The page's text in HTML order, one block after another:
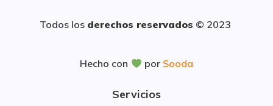
Todos los derechos reservados © 2023
Hecho con por Sooda
Servicios